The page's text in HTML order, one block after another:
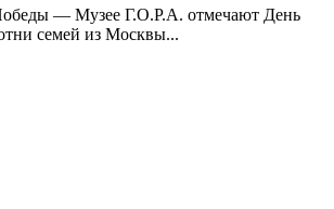
— Музее Г.О.Р.А. отмечают День
семей из Москвы...